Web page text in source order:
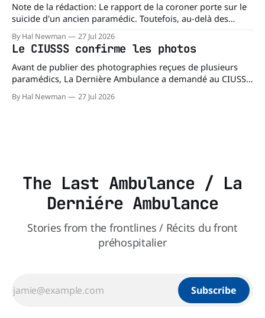
Note de la rédaction: Le rapport de la coroner porte sur le
suicide d'un ancien paramédic. Toutefois, au-delà des
circonstances ayant mené à cette enquête, il s'intéresse à
une question plus large : les blessures psychologiques chez
les paramédics et les mécanismes de soutien qui leur
By Hal Newman 27 Jul 2026
Le CIUSSS confirme les photos
Avant de publier des photographies reçues de plusieurs
paramédics, La Dernière Ambulance a demandé au CIUSSS
du Nord-de-l'Île-de-Montréal de confirmer leur authenticité
ainsi que leur utilisation. Dans un courriel transmis à La
By Hal Newman 27 Jul 2026
The Last Ambulance / La
Derniére Ambulance
Stories from the frontlines / Récits du front
préhospitalier
Subscribe